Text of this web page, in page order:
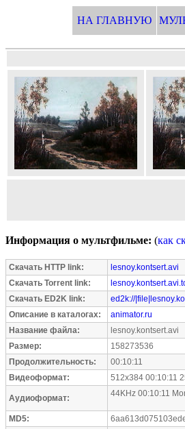
НА ГЛАВНУЮ
Информация о мультфильме: (как
Скачать HTTP link:
lesnoy.kontsert.avi
Скачать Torrent link:
Скачать ED2K link:
ed2k://
Описание в каталогах:
animator.ru
Название файла:
lesnoy.kontsert.avi
Размер:
158273536
Продолжительность:
00:10:11
Видеоформат:
512x384 00:10:11
Аудиоформат: 44KHz 00:10:11
MD5: